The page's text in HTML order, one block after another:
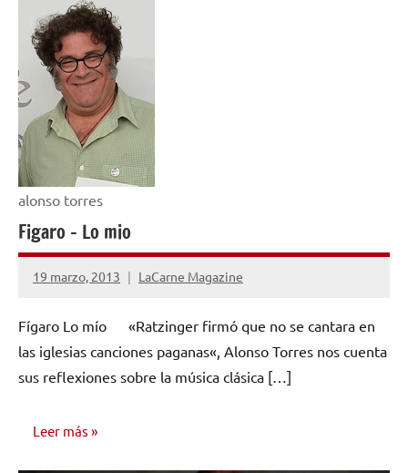
NÚMEROS
PUBLICADOS
alonso torres
Figaro – Lo mio
19 marzo, 2013 LaCarne Magazine
No
comentarios
Fígaro Lo mío «Ratzinger firmó que no se cantara en
las iglesias canciones paganas«, Alonso Torres nos cuenta
sus reflexiones sobre la música clásica […]
Leer más